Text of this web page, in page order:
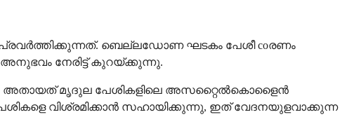
ബെല്ലഡോണ ഘടകം പേശീ coരണം
നേരിട്ട് കുറയ്ക്കുന്നു.
അതായത് മൃദുല പേശികളിലെ അസറ്റൈൽകൊളൈൻ
വിശ്രമിക്കാൻ സഹായിക്കുന്നു, ഇത് വേദനയുളവാക്കുന്ന